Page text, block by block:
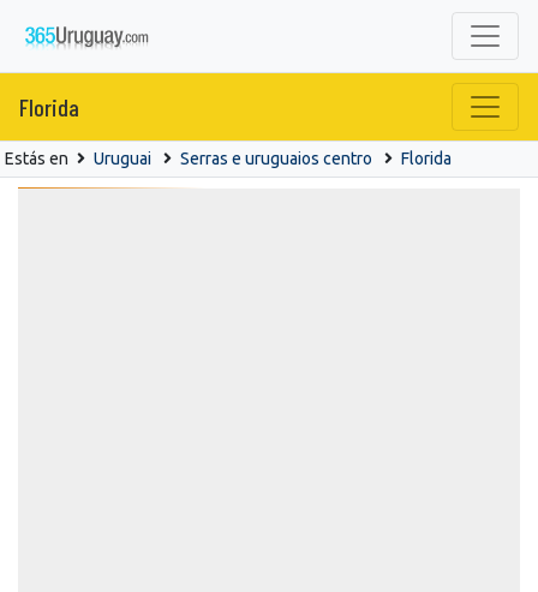
Florida
Estás en Uruguai Serras e uruguaios centro Florida